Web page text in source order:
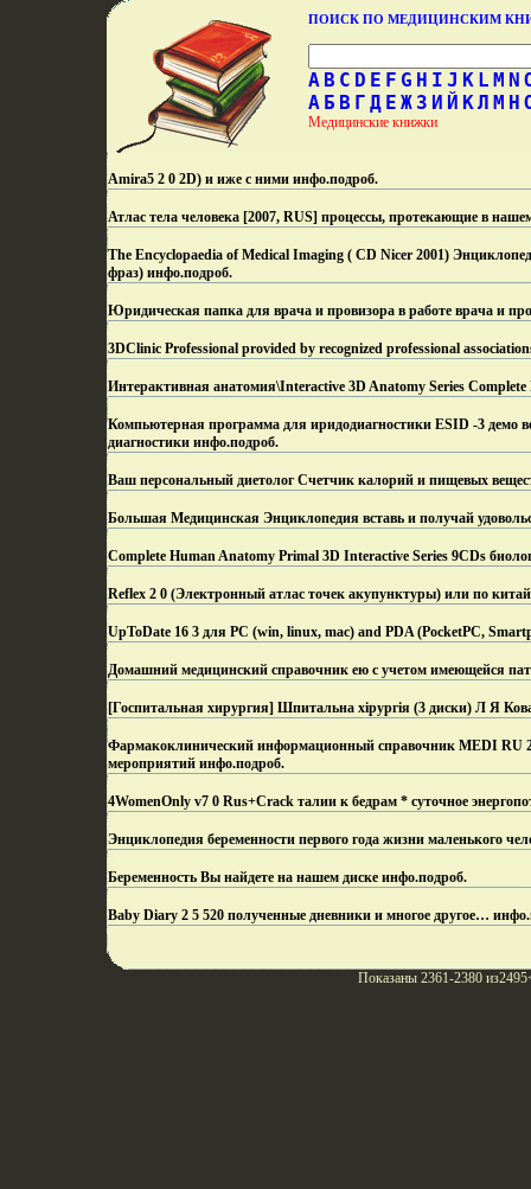
ПОИСК ПО МЕДИЦИНСКИМ
A B C D E F G H I J K L M N
А Б В Г Д Е Ж З И Й КЛ М Н
Медицинские книжки
Amira5 2 0 2D) и иже с ними инфо.подроб.
Атлас тела человека [2007, RUS] процессы, протекающие в
The Encyclopaedia of Medical Imaging ( CD Nicer 2001)
фраз) инфо.подроб.
Юридическая папка для врача и провизора в работе врача и
3DClinic Professional provided by recognized professional
Интерактивная анатомия\Interactive 3D Anatomy Series
Компьютерная программа для иридодиагностики ESID -3 демо
диагностики инфо.подроб.
Ваш персональный диетолог Счетчик калорий и пищевых
Большая Медицинская Энциклопедия вставь и получай
Complete Human Anatomy Primal 3D Interactive Series 9CDs
Reflex 2 0 (Электронный атлас точек акупунктуры) или по
UpToDate 16 3 для PC (win, linux, mac) and PDA (PocketPC,
Домашний медицинский справочник ею с учетом имеющейся
[Госпитальная хирургия] Шпитальна хiрургiя (3 диски) Л Я
Фармакоклинический информационный справочник MEDI RU
мероприятий инфо.подроб.
4WomenOnly v7 0 Rus+Crack талии к бедрам * суточное
Энциклопедия беременности первого года жизни маленького
Беременность Вы найдете на нашем диске инфо.подроб.
Baby Diary 2 5 520 полученные дневники и многое другое… инфо.
Показаны 2361-2380